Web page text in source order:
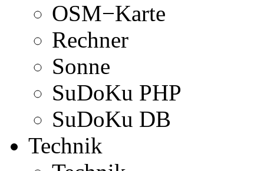
OSM−Karte
Rechner
Sonne
SuDoKu PHP
SuDoKu DB
Technik